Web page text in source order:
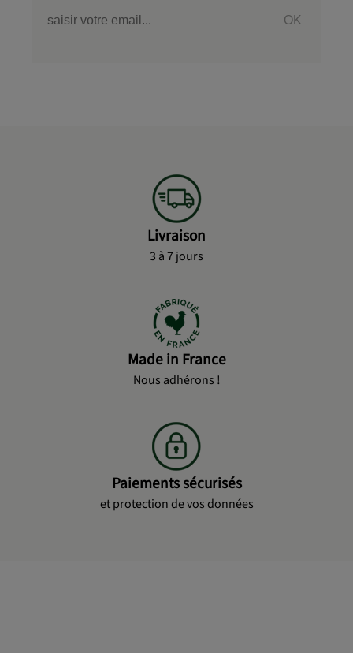
Livraison
3 à 7 jours
Made in France
Nous adhérons !
Paiements sécurisés
et protection de vos données